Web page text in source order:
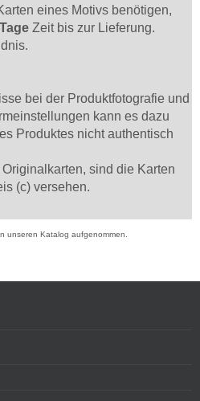
eines Motivs benötigen,
Zeit bis zur Lieferung.
bei der Produktfotografie und
kann es dazu
Produktes nicht authentisch
sind die Karten
(c) versehen.
unseren Katalog aufgenommen.